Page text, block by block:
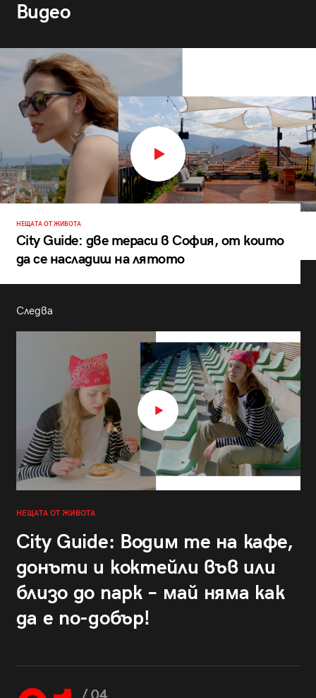
Видео
НЕЩАТА ОТ ЖИВОТА
City Guide: две тераси в София, от които
да се насладиш на лятото
Следва
НЕЩАТА ОТ ЖИВОТА
City Guide: Водим те на кафе,
донъти и коктейли във или
близо до парк – май няма как
да е по-добър!